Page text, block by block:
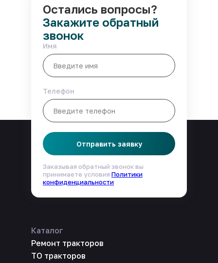
Каталог
Ремонт тракторов
ТО тракторов
Остались вопросы?
Закажите обратный
звонок
Имя
Телефон
Отправить заявку
Заказывая обратный звонок вы
принимаете условия Политики
конфиденциальности